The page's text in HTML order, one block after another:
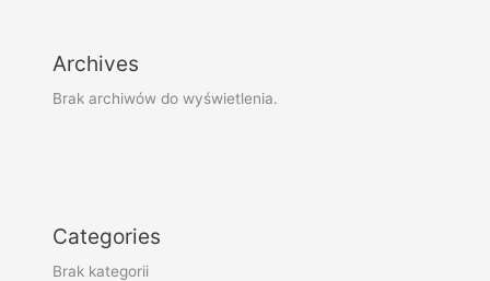
Archives
Brak archiwów do wyświetlenia.
Categories
Brak kategorii